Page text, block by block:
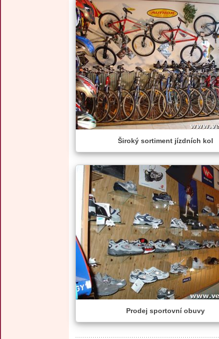
Široký sortiment jízdních kol
Prodej sportovní obuvy